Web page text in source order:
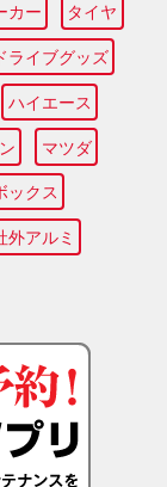
カー タイヤ
ライブグッズ
ハイエース
マツダ
ックス
外アルミ